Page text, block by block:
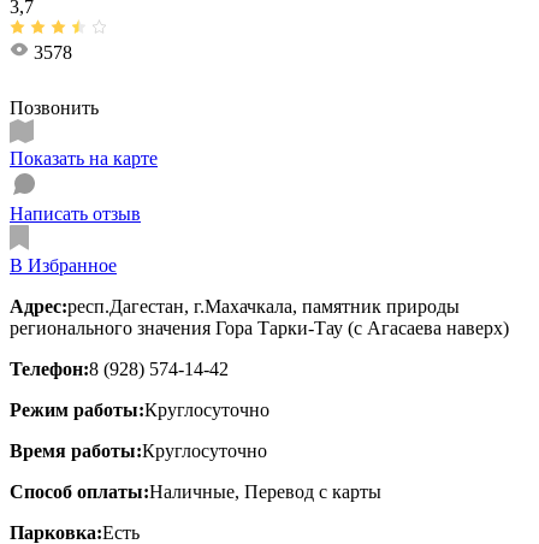
3,7
3578
Позвонить
Показать на карте
Написать отзыв
В Избранное
Адрес:респ.Дагестан, г.Махачкала, памятник природы
регионального значения Гора Тарки-Тау (с Агасаева наверх)
Телефон:8 (928) 574-14-42
Режим работы:Круглосуточно
Время работы:Круглосуточно
Способ оплаты:Наличные, Перевод с карты
Парковка:Есть